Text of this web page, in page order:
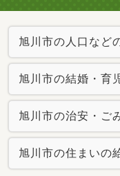
旭川市の人口など
旭川市の結婚・育
旭川市の治安・ご
旭川市の住まいの